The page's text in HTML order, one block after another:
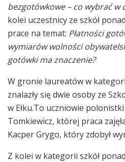
bezgotówkowe – co wybrać w
kolei uczestnicy ze szkół
prace na temat: Płatności
wymiarów wolności
gotówki ma znaczenie?
W gronie laureatów w
znalazły się dwie osoby ze
w Ełku.To uczniowie
Tomkiewicz, której praca
Kacper Grygo, który zdobył
Z kolei w kategorii szkół